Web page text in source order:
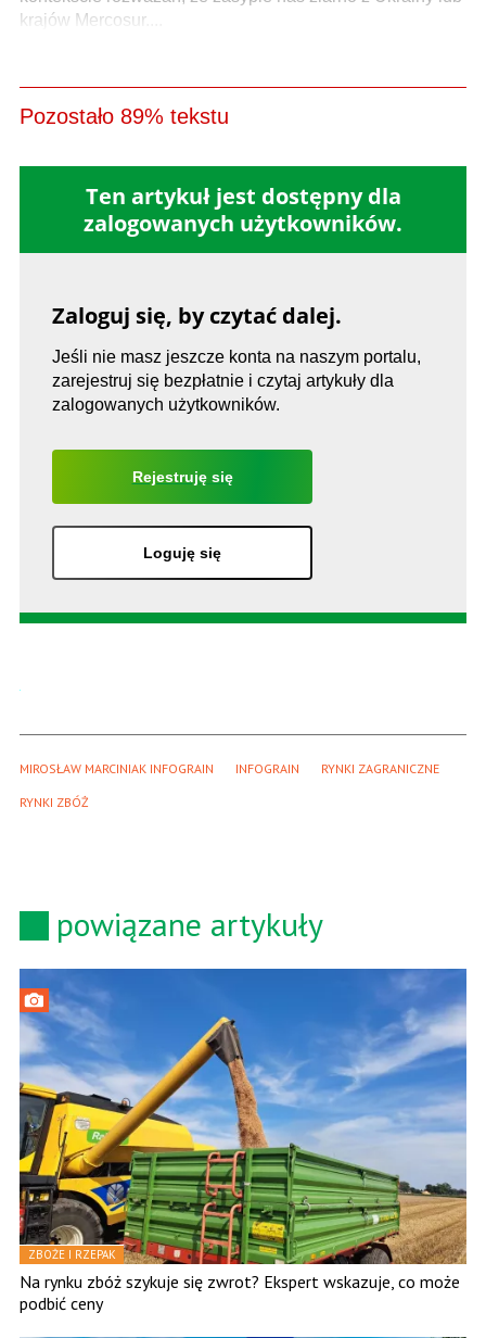
krajów Mercosur....
Pozostało 89% tekstu
Ten artykuł jest dostępny dla
zalogowanych użytkowników.
Zaloguj się, by czytać dalej.
Jeśli nie masz jeszcze konta na naszym portalu,
zarejestruj się bezpłatnie i czytaj artykuły dla
zalogowanych użytkowników.
Rejestruję się
Loguję się
MIROSŁAW MARCINIAK INFOGRAIN INFOGRAIN RYNKI ZAGRANICZNE
RYNKI ZBÓŻ
powiązane artykuły
ZBOŻE I RZEPAK
Na rynku zbóż szykuje się zwrot? Ekspert wskazuje, co może
podbić ceny